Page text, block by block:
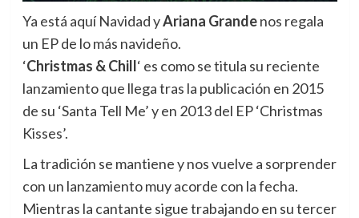
Ya está aquí Navidad yAriana Grandenos regala
un EP de lo más navideño.
‘Christmas & Chill‘ es como se titula su reciente
lanzamiento que llega tras la publicación en 2015
de su ‘Santa Tell Me’ y en 2013 del EP ‘Christmas
Kisses’.
La tradición se mantiene y nos vuelve a sorprender
con un lanzamiento muy acorde con la fecha.
Mientras la cantante sigue trabajando en su tercer